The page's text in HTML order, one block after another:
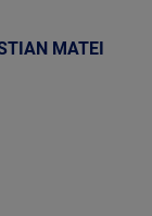
MATEI